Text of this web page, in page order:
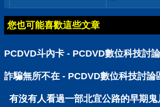
您也可能喜歡這些文章
PCDVD斗內卡 - PCDVD數位科技討
詐騙無所不在 - PCDVD數位科技討論
有沒有人看過一部北宜公路的早期